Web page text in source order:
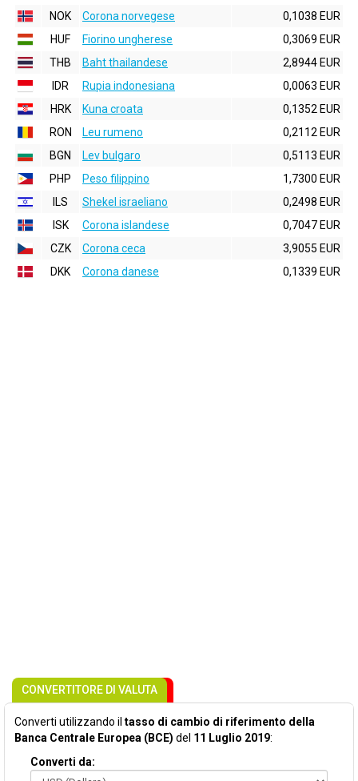
NOK
Corona norvegese
0,1038 EUR
HUF
Fiorino ungherese
0,3069 EUR
THB
Baht thailandese
2,8944 EUR
IDR
Rupia indonesiana
0,0063 EUR
HRK
Kuna croata
0,1352 EUR
RON
Leu rumeno
0,2112 EUR
BGN
Lev bulgaro
0,5113 EUR
PHP
Peso filippino
1,7300 EUR
ILS
Shekel israeliano
0,2498 EUR
ISK
Corona islandese
0,7047 EUR
CZK
Corona ceca
3,9055 EUR
DKK
Corona danese 0,1339 EUR
CONVERTITORE DI VALUTA
Converti utilizzando il tasso di cambio di riferimento della
Banca Centrale Europea (BCE) del 11 Luglio 2019:
Converti da: